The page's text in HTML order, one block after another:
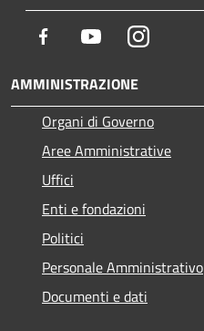
Facebook YoutubeInstagram
AMMINISTRAZIONE
Organi di Governo
Aree Amministrative
Uffici
Enti e fondazioni
Politici
Personale Amministrativo
Documenti e dati